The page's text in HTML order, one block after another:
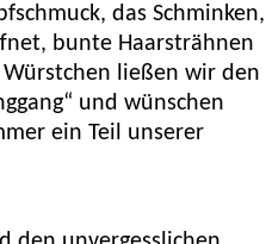
das Schminken,
bunte Haarsträhnen
ließen wir den
und wünschen
ein Teil unserer